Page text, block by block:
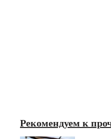
Рекомендуем к